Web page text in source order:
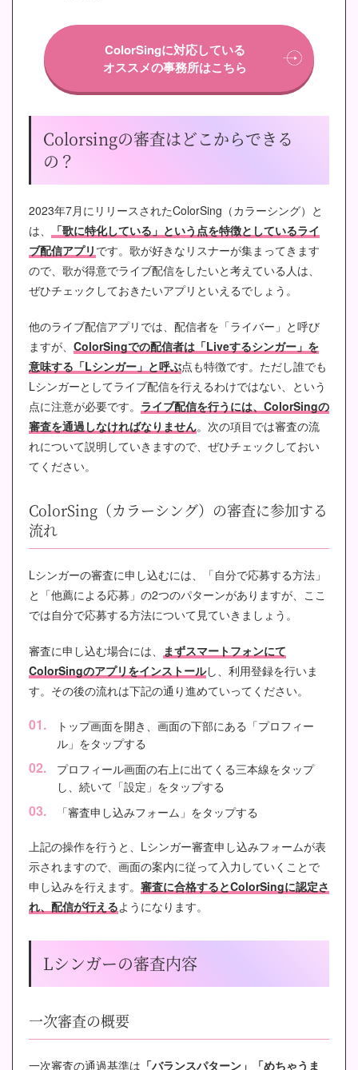
ColorSingに対応している
オススメの事務所はこちら
Colorsingの審査はどこからできる
の？
2023年7月にリリースされたColorSing（カラーシング）と
は、
「歌に特化している」という点を特徴としているライ
ブ配信アプリ です。歌が好きなリスナーが集まってきます
ので、歌が得意でライブ配信をしたいと考えている人は、
ぜひチェックしておきたいアプリといえるでしょう。
他のライブ配信アプリでは、配信者を「ライバー」と呼び
ますが、 ColorSingでの配信者は「Liveするシンガー」を
意味する「Lシンガー」と呼ぶ点も特徴です。ただし誰でも
Lシンガーとしてライブ配信を行えるわけではない、という
点に注意が必要です。 ライブ配信を行うには、ColorSingの
審査を通過しなければなりません。次の項目では審査の流
れについて説明していきますので、ぜひチェックしておい
てください。
ColorSing（カラーシング）の審査に参加する
流れ
Lシンガーの審査に申し込むには、「自分で応募する方法」
と「他薦による応募」の2つのパターンがありますが、ここ
では自分で応募する方法について見ていきましょう。
審査に申し込む場合には、 まずスマートフォンにて
ColorSingのアプリをインストールし、利用登録を行いま
す。その後の流れは下記の通り進めていってください。
トップ画面を開き、画面の下部にある「プロフィー
ル」をタップする
プロフィール画面の右上に出てくる三本線をタップ
し、続いて「設定」をタップする
「審査申し込みフォーム」をタップする
上記の操作を行うと、Lシンガー審査申し込みフォームが表
示されますので、画面の案内に従って入力していくことで
申し込みを行えます。 審査に合格するとColorSingに認定さ
れ、配信が行えるようになります。
Lシンガーの審査内容
一次審査の概要
一次審査の通過基準は 「バランスパターン」「めちゃうま